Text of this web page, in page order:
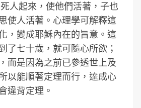
人起來，使他們活著，子也
使人活著。心理學可解釋這
，變成耶穌內在的旨意。這
了七十歲，就可隨心所欲；
而是因為之前已參透世上及
以能順著定理而行，達成心
違背定理。